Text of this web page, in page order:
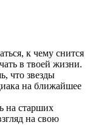
к чему снится
в твоей жизни.
что звезды
на ближайшее
на старших
на свою